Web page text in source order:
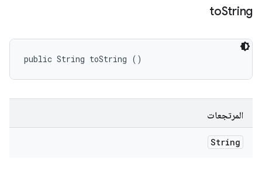
toString
public String toString ()
المرتجعات
String